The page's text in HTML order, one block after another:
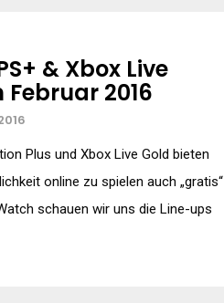
& Xbox Live
2016
Plus und Xbox Live Gold bieten
online zu spielen auch „gratis“
schauen wir uns die Line-ups